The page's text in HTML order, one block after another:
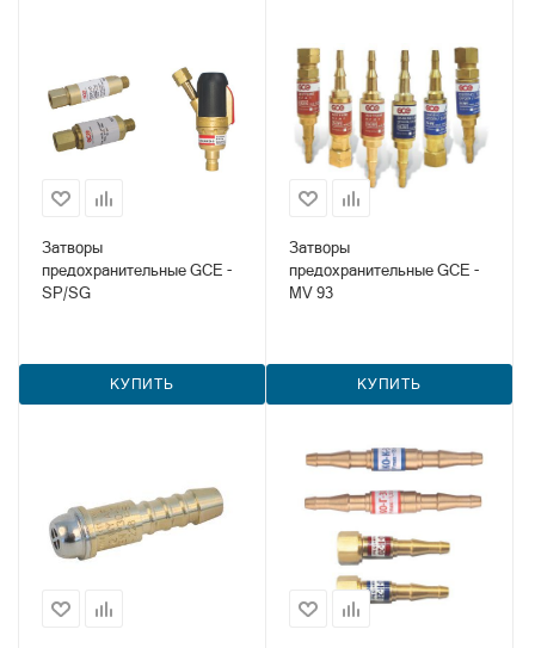
Затворы
предохранительные GCE -
SP/SG
КУПИТЬ
Затворы
предохранительные GCE -
MV 93
КУПИТЬ